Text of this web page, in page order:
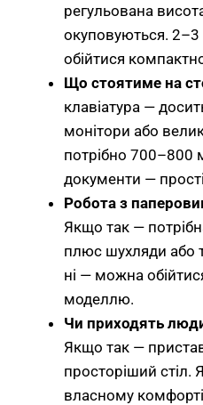
регульована
окуповуються.
обійтися
Що стоятиме на
клавіатура —
монітори або
потрібно 700–800
документи —
Робота з
Якщо так —
плюс шухляди або
ні — можна
моделлю.
Чи приходять
Якщо так —
просторіший стіл.
власному